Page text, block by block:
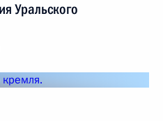
Уральского